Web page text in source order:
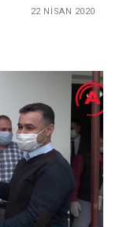
22 NISAN 2020